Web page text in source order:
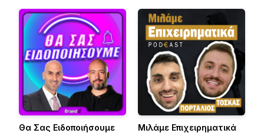
Θα Σας Ειδοποιήσουμε
Μιλάμε Επιχειρηματικά